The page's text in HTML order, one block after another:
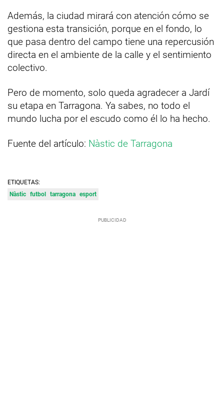
Además, la ciudad mirará con atención cómo se
gestiona esta transición, porque en el fondo, lo
que pasa dentro del campo tiene una repercusión
directa en el ambiente de la calle y el sentimiento
colectivo.
Pero de momento, solo queda agradecer a Jardí
su etapa en Tarragona. Ya sabes, no todo el
mundo lucha por el escudo como él lo ha hecho.
Fuente del artículo: Nàstic de Tarragona
ETIQUETAS:
Nàstic futbol tarragona esport